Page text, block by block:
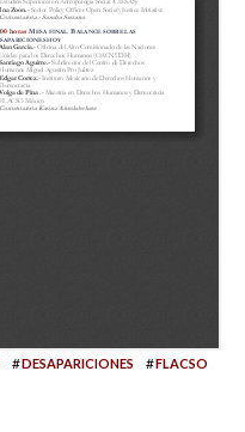
#DESAPARICIONES #FLACSO